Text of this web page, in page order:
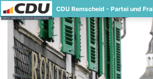
CDU Remscheid - Partei und